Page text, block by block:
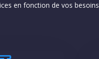
en fonction de vos besoins